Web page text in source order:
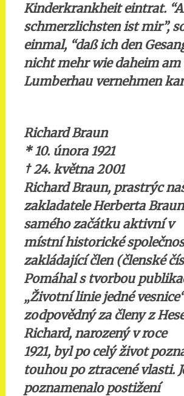
Kinderkrankheit eintrat.
schmerzlichsten ist mir”,
einmal, “daß ich den
nicht mehr wie daheim am
Lumberhau vernehmen
Richard Braun
* 10. února 1921
† 24. května 2001
Richard Braun, prastrýc
zakladatele Herberta
samého začátku aktivní v
místní historické
zakládající člen (členské
Pomáhal s tvorbou
„Životní linie jedné
zodpovědný za členy z
Richard, narozený v roce
1921, byl po celý život
touhou po ztracené vlasti.
poznamenalo postižení